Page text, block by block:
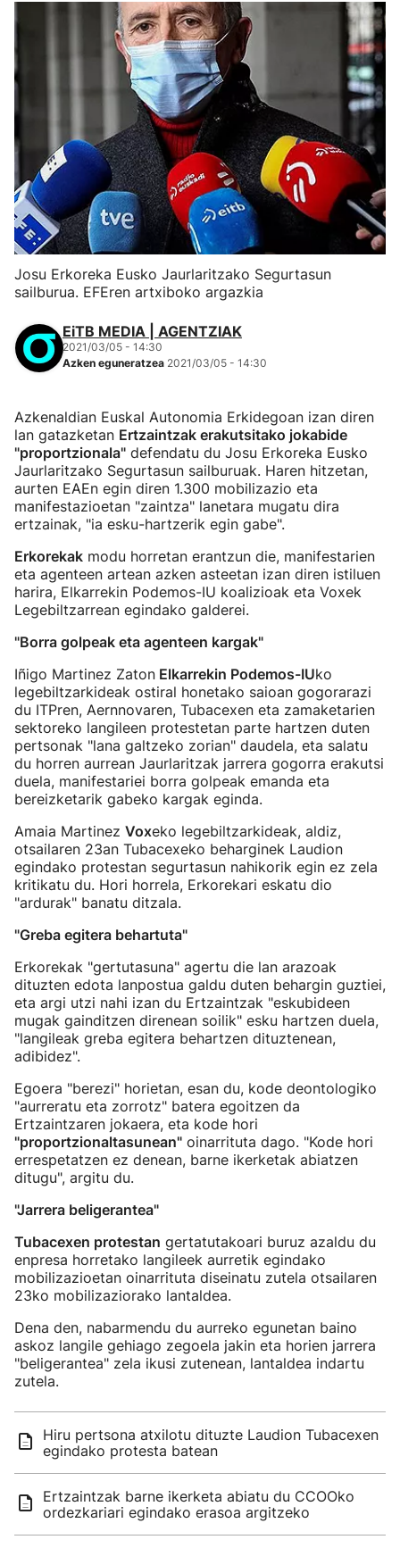
Josu Erkoreka Eusko Jaurlaritzako Segurtasun
sailburua. EFEren artxiboko argazkia
EiTB MEDIA | AGENTZIAK
2021/03/05 - 14:30
Azken eguneratzea 2021/03/05 - 14:30
Azkenaldian Euskal Autonomia Erkidegoan izan diren
lan gatazketan Ertzaintzak erakutsitako jokabide
"proportzionala" defendatu du Josu Erkoreka Eusko
Jaurlaritzako Segurtasun sailburuak. Haren hitzetan,
aurten EAEn egin diren 1.300 mobilizazio eta
manifestazioetan "zaintza" lanetara mugatu dira
ertzainak, "ia esku-hartzerik egin gabe".
Erkorekak modu horretan erantzun die, manifestarien
eta agenteen artean azken asteetan izan diren istiluen
harira, Elkarrekin Podemos-IU koalizioak eta Voxek
Legebiltzarrean egindako galderei.
"Borra golpeak eta agenteen kargak"
Iñigo Martinez Zaton Elkarrekin Podemos-IUko
legebiltzarkideak ostiral honetako saioan gogorarazi
du ITPren, Aernnovaren, Tubacexen eta zamaketarien
sektoreko langileen protestetan parte hartzen duten
pertsonak "lana galtzeko zorian" daudela, eta salatu
du horren aurrean Jaurlaritzak jarrera gogorra erakutsi
duela, manifestariei borra golpeak emanda eta
bereizketarik gabeko kargak eginda.
Amaia Martinez Voxeko legebiltzarkideak, aldiz,
otsailaren 23an Tubacexeko beharginek Laudion
egindako protestan segurtasun nahikorik egin ez zela
kritikatu du. Hori horrela, Erkorekari eskatu dio
"ardurak" banatu ditzala.
"Greba egitera behartuta"
Erkorekak "gertutasuna" agertu die lan arazoak
dituzten edota lanpostua galdu duten behargin guztiei,
eta argi utzi nahi izan du Ertzaintzak "eskubideen
mugak gainditzen direnean soilik" esku hartzen duela,
"langileak greba egitera behartzen dituztenean,
adibidez".
Egoera "berezi" horietan, esan du, kode deontologiko
"aurreratu eta zorrotz" batera egoitzen da
Ertzaintzaren jokaera, eta kode hori
"proportzionaltasunean" oinarrituta dago. "Kode hori
errespetatzen ez denean, barne ikerketak abiatzen
ditugu", argitu du.
"Jarrera beligerantea"
Tubacexen protestan gertatutakoari buruz azaldu du
enpresa horretako langileek aurretik egindako
mobilizazioetan oinarrituta diseinatu zutela otsailaren
23ko mobilizaziorako lantaldea.
Dena den, nabarmendu du aurreko egunetan baino
askoz langile gehiago zegoela jakin eta horien jarrera
"beligerantea" zela ikusi zutenean, lantaldea indartu
zutela.
Hiru pertsona atxilotu dituzte Laudion Tubacexen
egindako protesta batean
Ertzaintzak barne ikerketa abiatu du CCOOko
ordezkariari egindako erasoa argitzeko